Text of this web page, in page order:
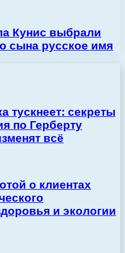
Кунис выбрали
сына русское имя
тускнеет: секреты
по Герберту
всё
о клиентах
и экологии